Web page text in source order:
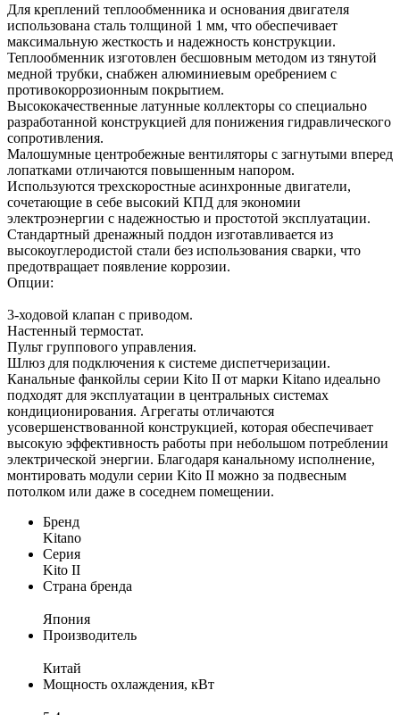
Для креплений теплообменника и основания двигателя
использована сталь толщиной 1 мм, что обеспечивает
максимальную жесткость и надежность конструкции.
Теплообменник изготовлен бесшовным методом из тянутой
медной трубки, снабжен алюминиевым оребрением с
противокоррозионным покрытием.
Высококачественные латунные коллекторы со специально
разработанной конструкцией для понижения гидравлического
сопротивления.
Малошумные центробежные вентиляторы с загнутыми вперед
лопатками отличаются повышенным напором.
Используются трехскоростные асинхронные двигатели,
сочетающие в себе высокий КПД для экономии
электроэнергии с надежностью и простотой эксплуатации.
Стандартный дренажный поддон изготавливается из
высокоуглеродистой стали без использования сварки, что
предотвращает появление коррозии.
Опции:
3-ходовой клапан с приводом.
Настенный термостат.
Пульт группового управления.
Шлюз для подключения к системе диспетчеризации.
Канальные фанкойлы серии Kito II от марки Kitano идеально
подходят для эксплуатации в центральных системах
кондиционирования. Агрегаты отличаются
усовершенствованной конструкцией, которая обеспечивает
высокую эффективность работы при небольшом потреблении
электрической энергии. Благодаря канальному исполнение,
монтировать модули серии Kito II можно за подвесным
потолком или даже в соседнем помещении.
Бренд
Kitano
Серия
Kito II
Страна бренда
Япония
Производитель
Китай
Мощность охлаждения, кВт